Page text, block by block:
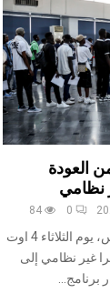
العودة
0
84
منت المنظمة الدولية للهجرة بتونس، يوم الثلاثاء 4 اوت
الطوعية لـ127 مهاجرا غير نظامي إلى
برنامج...